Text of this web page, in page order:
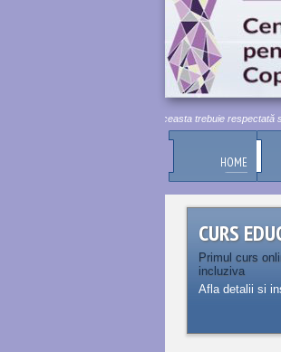
umană este inviolabilă. Aceasta trebuie respectată
HOME
CURS
Primul curs
incluziva
Afla detalii si